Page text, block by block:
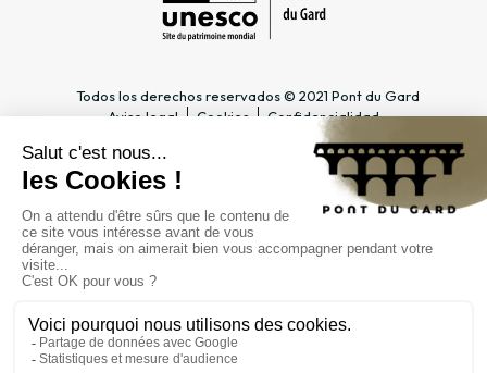
Todos los derechos reservados © 2021 Pont du Gard
Aviso legal
Cookies Confidencialidad
INFORMACIÓN PRÁCTICA
Horario
Acceso
Precios y abonos
Contacto
ESPACIOS DEDICADOS
Profesional del turismo &
Docente & Escolar
EL ESTABLECIMIENTO
PÚBLICO